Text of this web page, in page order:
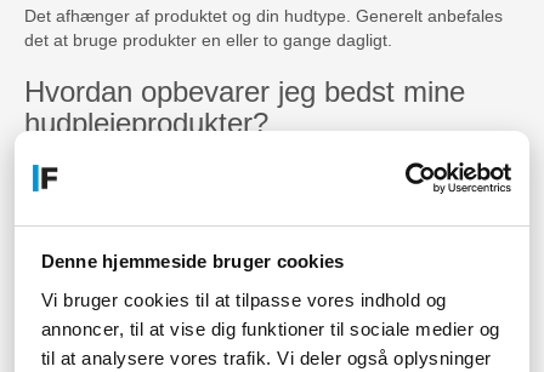
Denne hjemmeside bruger cookies
Vi bruger cookies til at tilpasse vores indhold og
annoncer, til at vise dig funktioner til sociale medier og
til at analysere vores trafik. Vi deler også oplysninger
Det afhænger af produktet og din hudtype. Generelt anbefales
det at bruge produkter en eller to gange dagligt.
Hvordan opbevarer jeg bedst mine
hudplejeprodukter?
Opbevar dine produkter væk fra sollys og varme, og sørg for at
lukke låget efter brug.
allergisk reaktion?
Stop med at bruge produktet og kontakt en læge eller apoteket.
Fordele: